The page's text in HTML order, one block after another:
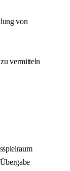
von
vermitteln